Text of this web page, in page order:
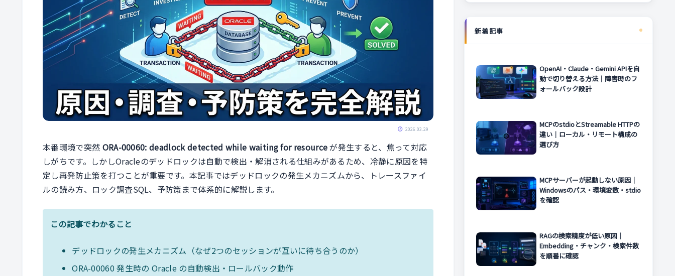
2026.03.29
本番環境で突然 ORA-00060: deadlock detected while waiting for resourceが発生すると、焦って対応
しがちです。しかしOracleのデッドロックは自動で検出・解消される仕組みがあるため、冷静に原因を特
定し再発防止策を打つことが重要です。本記事ではデッドロックの発生メカニズムから、トレースファイ
ルの読み方、ロック調査SQL、予防策まで体系的に解説します。
この記事でわかること
デッドロックの発生メカニズム（なぜ2つのセッションが互いに待ち合うのか）
ORA-00060 発生時の Oracle の自動検出・ロールバック動作
新着記事
OpenAI・Claude・Gemini APIを自
動で切り替える方法｜障害時のフ
ォールバック設計
MCPのstdioとStreamable HTTPの
違い｜ローカル・リモート構成の
選び方
MCPサーバーが起動しない原因｜
Windowsのパス・環境変数・stdio
を確認
RAGの検索精度が低い原因｜
Embedding・チャンク・検索件数
を順番に確認